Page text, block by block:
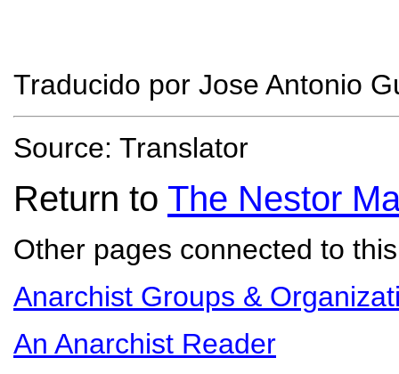
Traducido por Jose Antonio
Source: Translator
Return to The Nestor
Other pages connected to
Anarchist Groups &
An Anarchist Reader